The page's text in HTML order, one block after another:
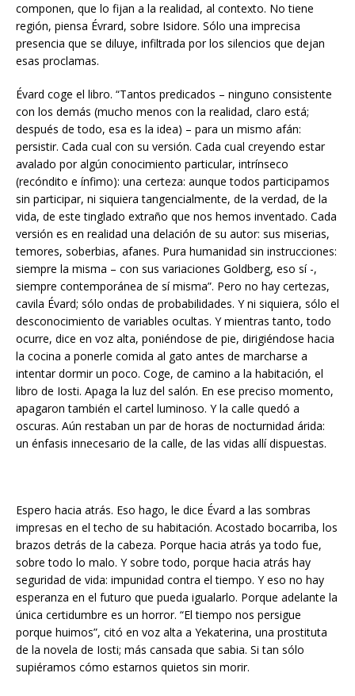
componen, que lo fijan a la realidad, al contexto. No tiene
región, piensa Évrard, sobre Isidore. Sólo una imprecisa
presencia que se diluye, infiltrada por los silencios que dejan
esas proclamas.
Évard coge el libro. “Tantos predicados – ninguno consistente
con los demás (mucho menos con la realidad, claro está;
después de todo, esa es la idea) – para un mismo afán:
persistir. Cada cual con su versión. Cada cual creyendo estar
avalado por algún conocimiento particular, intrínseco
(recóndito e ínfimo): una certeza: aunque todos participamos
sin participar, ni siquiera tangencialmente, de la verdad, de la
vida, de este tinglado extraño que nos hemos inventado. Cada
versión es en realidad una delación de su autor: sus miserias,
temores, soberbias, afanes. Pura humanidad sin instrucciones:
siempre la misma – con sus variaciones Goldberg, eso sí -,
siempre contemporánea de sí misma”. Pero no hay certezas,
cavila Évard; sólo ondas de probabilidades. Y ni siquiera, sólo el
desconocimiento de variables ocultas. Y mientras tanto, todo
ocurre, dice en voz alta, poniéndose de pie, dirigiéndose hacia
la cocina a ponerle comida al gato antes de marcharse a
intentar dormir un poco. Coge, de camino a la habitación, el
libro de Iosti. Apaga la luz del salón. En ese preciso momento,
apagaron también el cartel luminoso. Y la calle quedó a
oscuras. Aún restaban un par de horas de nocturnidad árida:
un énfasis innecesario de la calle, de las vidas allí dispuestas.
Espero hacia atrás. Eso hago, le dice Évard a las sombras
impresas en el techo de su habitación. Acostado bocarriba, los
brazos detrás de la cabeza. Porque hacia atrás ya todo fue,
sobre todo lo malo. Y sobre todo, porque hacia atrás hay
seguridad de vida: impunidad contra el tiempo. Y eso no hay
esperanza en el futuro que pueda igualarlo. Porque adelante la
única certidumbre es un horror. “El tiempo nos persigue
porque huimos”, citó en voz alta a Yekaterina, una prostituta
de la novela de Iosti; más cansada que sabia. Si tan sólo
supiéramos cómo estarnos quietos sin morir.